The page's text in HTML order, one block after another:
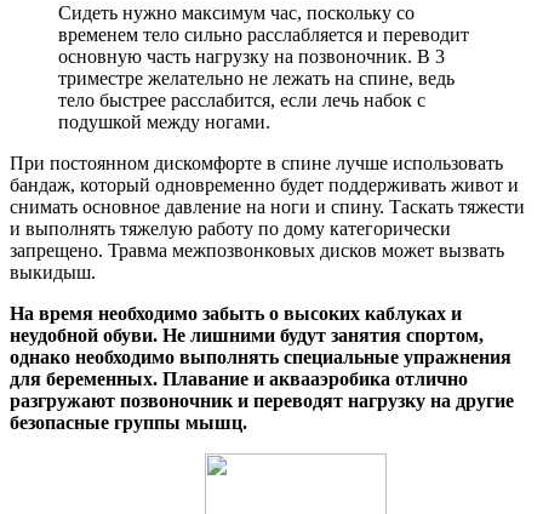
Сидеть нужно максимум час, поскольку со
временем тело сильно расслабляется и переводит
основную часть нагрузку на позвоночник. В 3
триместре желательно не лежать на спине, ведь
тело быстрее расслабится, если лечь набок с
подушкой между ногами.
При постоянном дискомфорте в спине лучше использовать
бандаж, который одновременно будет поддерживать живот и
снимать основное давление на ноги и спину. Таскать тяжести
и выполнять тяжелую работу по дому категорически
запрещено. Травма межпозвонковых дисков может вызвать
выкидыш.
На время необходимо забыть о высоких каблуках и
неудобной обуви. Не лишними будут занятия спортом,
однако необходимо выполнять специальные упражнения
для беременных. Плавание и аквааэробика отлично
разгружают позвоночник и переводят нагрузку на другие
безопасные группы мышц.